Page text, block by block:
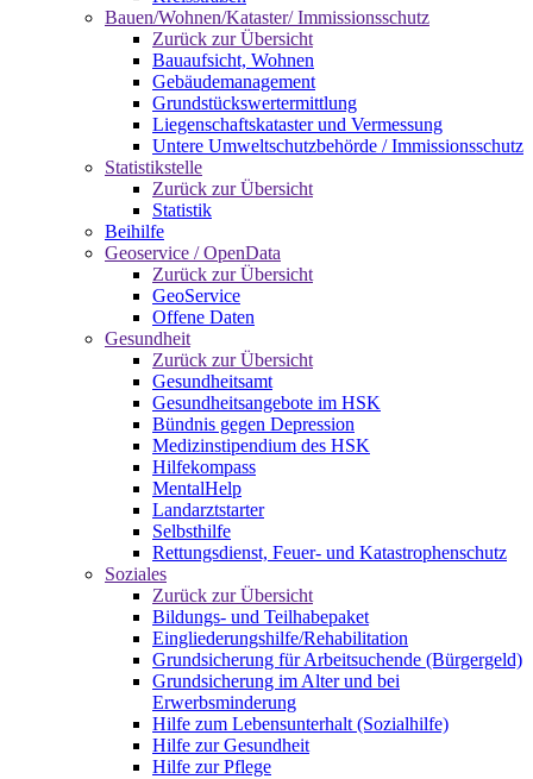
Bauen/Wohnen/Kataster/ Immissionsschutz
Zurück zur Übersicht
Bauaufsicht, Wohnen
Gebäudemanagement
Grundstückswertermittlung
Liegenschaftskataster und Vermessung
Untere Umweltschutzbehörde / Immissionsschutz
Statistikstelle
Zurück zur Übersicht
Statistik
Beihilfe
Geoservice / OpenData
Zurück zur Übersicht
GeoService
Offene Daten
Gesundheit
Zurück zur Übersicht
Gesundheitsamt
Gesundheitsangebote im HSK
Bündnis gegen Depression
Medizinstipendium des HSK
Hilfekompass
MentalHelp
Landarztstarter
Selbsthilfe
Rettungsdienst, Feuer- und Katastrophenschutz
Soziales
Zurück zur Übersicht
Bildungs- und Teilhabepaket
Eingliederungshilfe/Rehabilitation
Grundsicherung für Arbeitsuchende (Bürgergeld)
Grundsicherung im Alter und bei
Erwerbsminderung
Hilfe zum Lebensunterhalt (Sozialhilfe)
Hilfe zur Gesundheit
Hilfe zur Pflege